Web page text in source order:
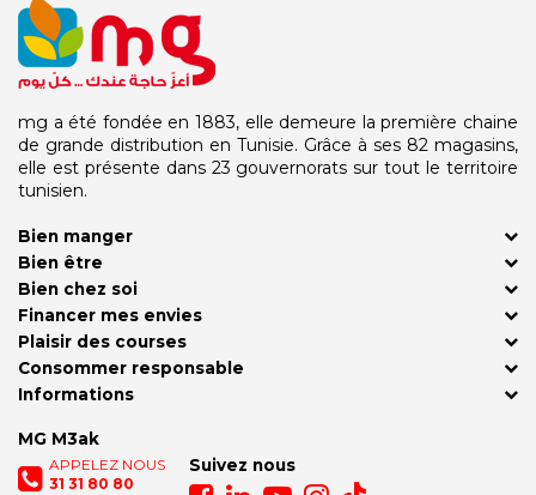
mg a été fondée en 1883, elle demeure la première chaine
de grande distribution en Tunisie. Grâce à ses 82 magasins,
elle est présente dans 23 gouvernorats sur tout le territoire
tunisien.
Bien manger
Bien être
Bien chez soi
Financer mes envies
Plaisir des courses
MG M3ak
APPELEZ NOUS
31 31 80 80
Suivez nous
Consommer responsable
Informations